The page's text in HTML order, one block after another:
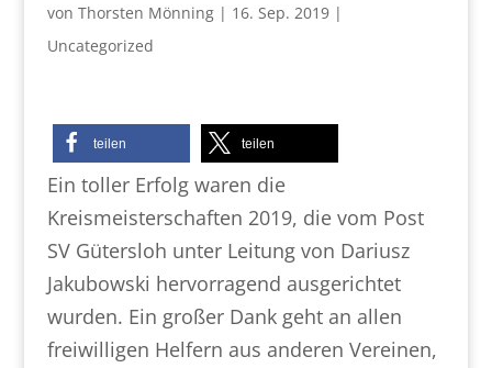
von Thorsten Mönning| 16. Sep. 2019|
Uncategorized
teilen teilen
Ein toller Erfolg waren die
Kreismeisterschaften 2019, die vom Post
SV Gütersloh unter Leitung von Dariusz
Jakubowski hervorragend ausgerichtet
wurden. Ein großer Dank geht an allen
freiwilligen Helfern aus anderen Vereinen,